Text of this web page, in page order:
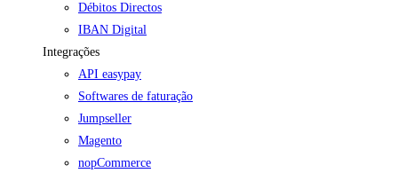
Débitos Directos
IBAN Digital
Integrações
API easypay
Softwares de faturação
Jumpseller
Magento
nopCommerce